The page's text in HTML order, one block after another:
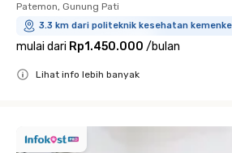
Patemon, Gunung Pati
3.3 km dari politeknik kesehatan
mulai dari Rp1.450.000 /bulan
Lihat info lebih banyak